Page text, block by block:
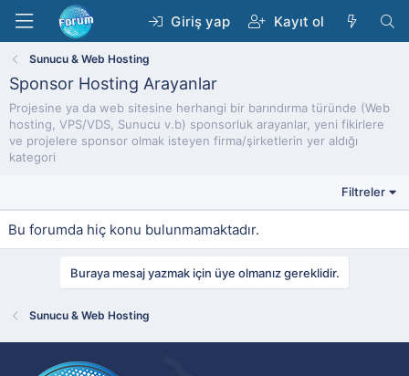
Giriş yap Kayıt ol
Sunucu & Web Hosting
Sponsor Hosting Arayanlar
Projesine ya da web sitesine herhangi bir barındırma türünde (Web
hosting, VPS/VDS, Sunucu v.b) sponsorluk arayanlar, yeni fikirlere
ve projelere sponsor olmak isteyen firma/şirketlerin yer aldığı
kategori
Filtreler
Bu forumda hiç konu bulunmamaktadır.
Buraya mesaj yazmak için üye olmanız gereklidir.
Sunucu & Web Hosting